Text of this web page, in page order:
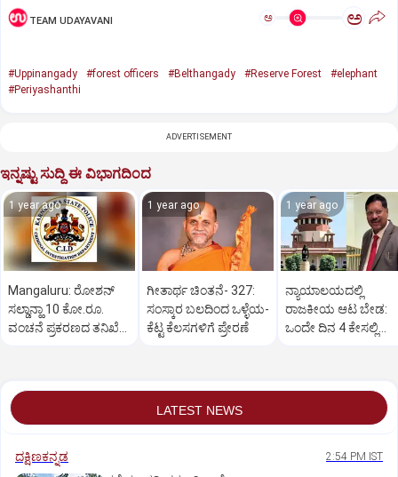
TEAM UDAYAVANI ಅ ಅ
#Uppinangady #forest officers #Belthangady #Reserve Forest
#elephant
#Periyashanthi
ADVERTISEMENT
ಇನ್ನಷ್ಟು ಸುದ್ದಿ ಈ ವಿಭಾಗದಿಂದ
1 year ago
Mangaluru: ರೋಶನ್‌
ಸಲ್ಡಾನ್ಹಾ 10 ಕೋ.ರೂ.
ವಂಚನೆ ಪ್ರಕರಣದ ತನಿಖೆ
1 year ago
ಗೀತಾರ್ಥ ಚಿಂತನೆ- 327:
ಸಂಸ್ಕಾರ ಬಲದಿಂದ ಒಳ್ಳೆಯ-
ಕೆಟ್ಟ ಕೆಲಸಗಳಿಗೆ ಪ್ರೇರಣೆ
1 year ago
ನ್ಯಾಯಾಲಯದಲ್ಲಿ
ರಾಜಕೀಯ ಆಟ ಬೇಡ:
ಒಂದೇ ದಿನ 4 ಕೇಸಲ್ಲಿ
LATEST NEWS
ದಕ್ಷಿಣಕನ್ನಡ 2:54 PM IST